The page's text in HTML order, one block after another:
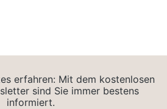
erfahren: Mit dem kostenlosen
sind Sie immer bestens
informiert.